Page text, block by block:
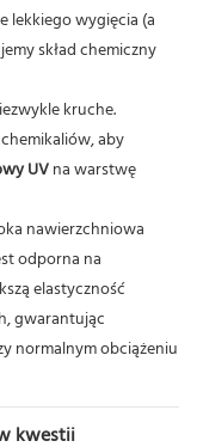
lekkiego wygięcia (a
skład chemiczny
kruche.
aby
UVna warstwę
nawierzchniowa
odporna na
elastyczność
gwarantując
normalnym obciążeniu
kwestii